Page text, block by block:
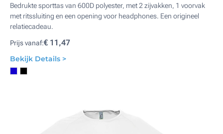
Bedrukte sporttas van 600D polyester, met 2 zijvakken, 1 voorvak
met ritssluiting en een opening voor headphones. Een origineel
relatiecadeau.
Prijs vanaf:€ 11,47
Bekijk Details >